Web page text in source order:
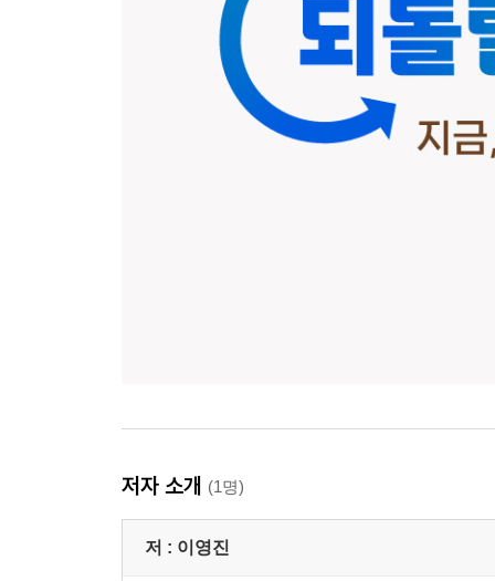
저자 소개 (1명)
저 : 이영진